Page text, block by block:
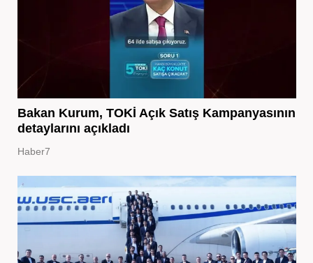
Bakan Kurum, TOKİ Açık Satış Kampanyasının
detaylarını açıkladı
Haber7